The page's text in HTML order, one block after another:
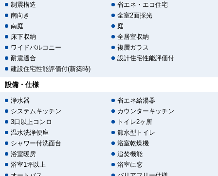
制震構造
省エネ・エコ住宅
南向き
全室2面採光
南庭
庭
床下収納
全居室収納
ワイドバルコニー
複層ガラス
耐震適合
設計住宅性能評価付
建設住宅性能評価付(新築時)
設備・仕様
浄水器
省エネ給湯器
システムキッチン
カウンターキッチン
3口以上コンロ
トイレ2ヶ所
温水洗浄便座
節水型トイレ
シャワー付洗面台
浴室乾燥機
浴室暖房
追焚機能
浴室1坪以上
浴室に窓